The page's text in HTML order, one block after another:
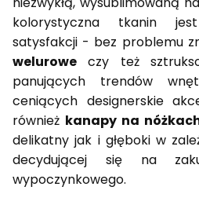
kolorystyczna tkanin
satysfakcji - bez problemu
welurowe czy też
panujących trendów
ceniących designerskie
również kanapy na
delikatny jak i głęboki w
decydującej się na
wypoczynkowego.